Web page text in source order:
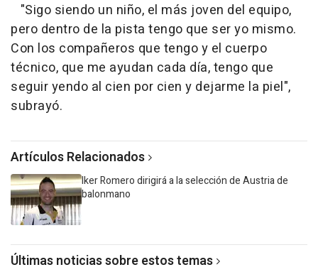
"Sigo siendo un niño, el más joven del equipo,
pero dentro de la pista tengo que ser yo mismo.
Con los compañeros que tengo y el cuerpo
técnico, que me ayudan cada día, tengo que
seguir yendo al cien por cien y dejarme la piel",
subrayó.
Artículos Relacionados
Iker Romero dirigirá a la selección de Austria de
balonmano
Últimas noticias sobre estos temas